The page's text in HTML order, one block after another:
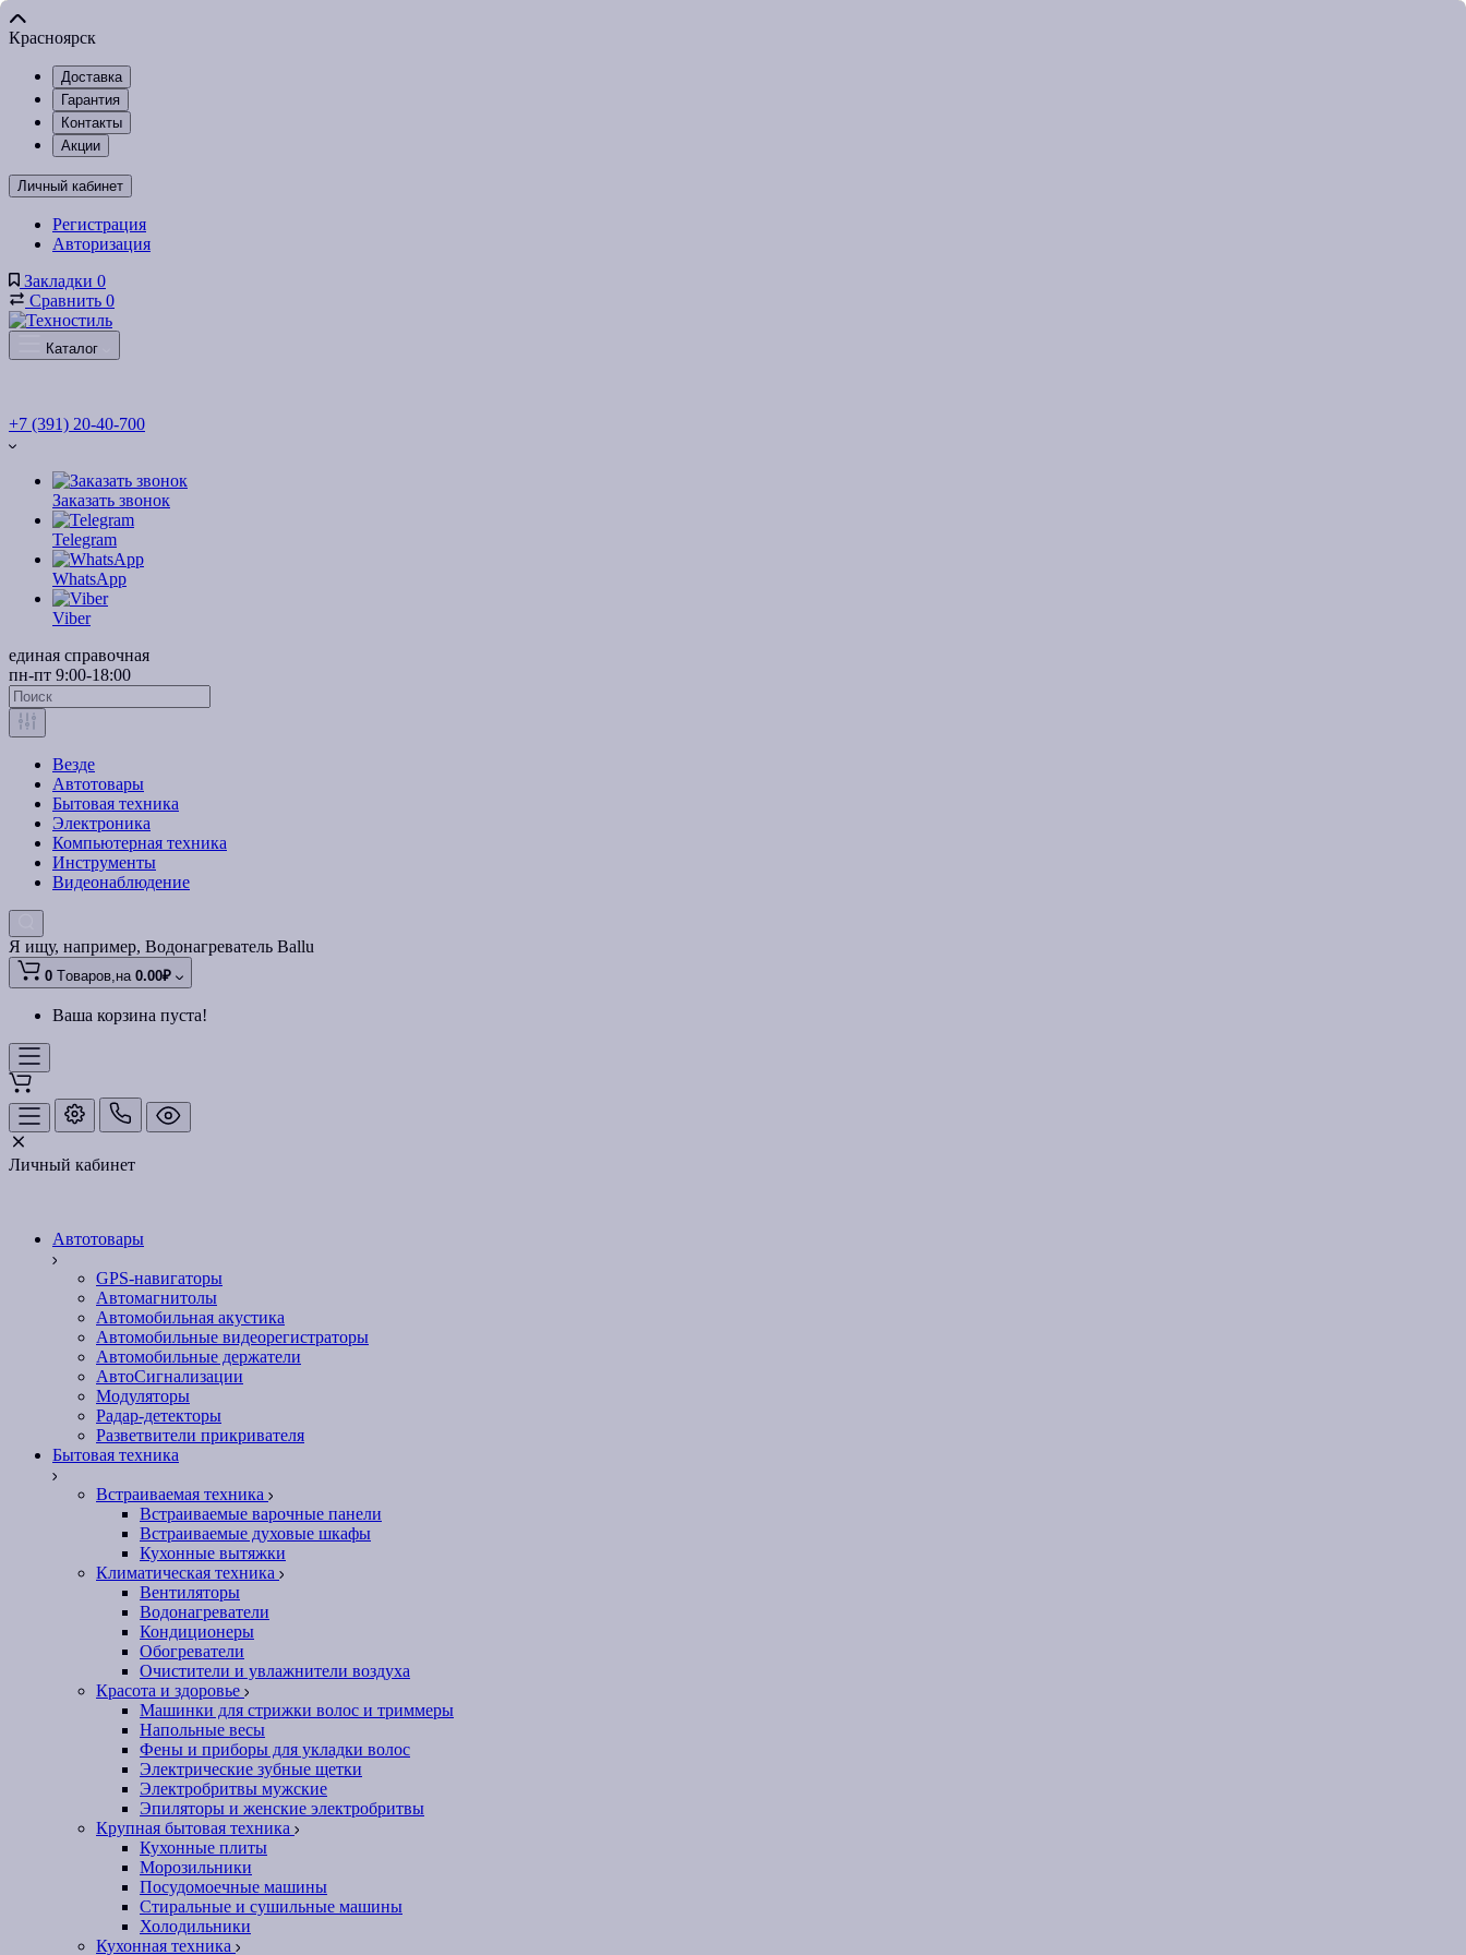
Красноярск
Доставка
Гарантия
Контакты
Акции
Личный кабинет
Регистрация
Авторизация
Закладки 0
Сравнить 0
Каталог
+7 (391) 20-40-700
Заказать звонок
Telegram
WhatsApp
Viber
единая справочная
пн-пт 9:00-18:00
Везде
Автотовары
Бытовая техника
Электроника
Компьютерная техника
Инструменты
Видеонаблюдение
Я ищу, например, Водонагреватель Ballu
0 Tоваров,на 0.00₽
Ваша корзина пуста!
Личный кабинет
Автотовары
GPS-навигаторы
Автомагнитолы
Автомобильная акустика
Автомобильные видеорегистраторы
Автомобильные держатели
АвтоСигнализации
Модуляторы
Радар-детекторы
Разветвители прикривателя
Бытовая техника
Встраиваемая техника
Встраиваемые варочные панели
Встраиваемые духовые шкафы
Кухонные вытяжки
Климатическая техника
Вентиляторы
Водонагреватели
Кондиционеры
Обогреватели
Очистители и увлажнители воздуха
Красота и здоровье
Машинки для стрижки волос и триммеры
Напольные весы
Фены и приборы для укладки волос
Электрические зубные щетки
Электробритвы мужские
Эпиляторы и женские электробритвы
Крупная бытовая техника
Кухонные плиты
Морозильники
Посудомоечные машины
Стиральные и сушильные машины
Холодильники
Кухонная техника